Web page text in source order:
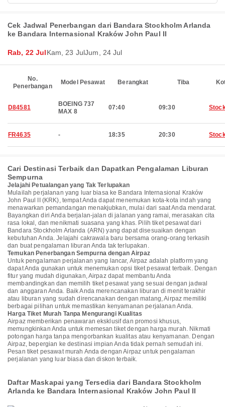
Cek Jadwal Penerbangan dari Bandara Stockholm Arlanda
ke Bandara Internasional Kraków John Paul II
Rab, 22 JulKam, 23 JulJum, 24 Jul
No.
Penerbangan
Model Pesawat Berangkat Tiba
D84581
BOEING 737
MAX 8
07:40 09:30
FR4635 - 18:35 20:30
Cari Destinasi Terbaik dan Dapatkan Pengalaman Liburan
Sempurna
Jelajahi Petualangan yang Tak Terlupakan
Mulailah perjalanan yang luar biasa ke Bandara Internasional Kraków
John Paul II (KRK), tempat Anda dapat menemukan kota-kota indah yang
menawarkan pemandangan menakjubkan, mulai dari saat Anda mendarat.
Bayangkan diri Anda berjalan-jalan di jalanan yang ramai, merasakan cita
rasa lokal, dan menikmati suasana yang khas. Pilih tiket pesawat dari
Bandara Stockholm Arlanda (ARN) yang dapat disesuaikan dengan
kebutuhan Anda. Jelajahi cakrawala baru bersama orang-orang terkasih
dan buat pengalaman liburan Anda tak terlupakan.
Temukan Penerbangan Sempurna dengan Airpaz
Untuk pengalaman perjalanan yang lancar, Airpaz adalah platform yang
dapat Anda gunakan untuk menemukan opsi tiket pesawat terbaik. Dengan
fitur yang mudah digunakan, Airpaz dapat membantu Anda
membandingkan dan memilih tiket pesawat yang sesuai dengan jadwal
dan anggaran Anda. Baik Anda merencanakan liburan di menit terakhir
atau liburan yang sudah direncanakan dengan matang, Airpaz memiliki
berbagai pilihan untuk memastikan kenyamanan perjalanan Anda.
Harga Tiket Murah Tanpa Mengurangi Kualitas
Airpaz memberikan penawaran eksklusif dan promosi khusus,
memungkinkan Anda untuk memesan tiket dengan harga murah. Nikmati
potongan harga tanpa mengorbankan kualitas atau kenyamanan. Dengan
Airpaz, bepergian ke destinasi impian Anda tidak pernah semudah ini.
Pesan tiket pesawat murah Anda dengan Airpaz untuk pengalaman
perjalanan yang luar biasa dan diskon terbaik.
Daftar Maskapai yang Tersedia dari Bandara Stockholm
Arlanda ke Bandara Internasional Kraków John Paul II